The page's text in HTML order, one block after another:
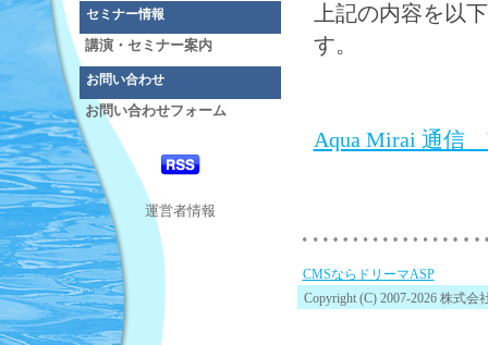
セミナー情報
講演・セミナー案内
お問い合わせ
お問い合わせフォーム
運営者情報
上記の内容を以
す。
Aqua Mirai 通信
CMSならドリーマASP
Copyright (C) 2007-2026 株式